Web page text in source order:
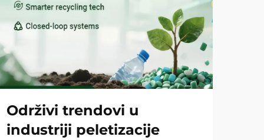
Održivi trendovi u
industriji peletizacije